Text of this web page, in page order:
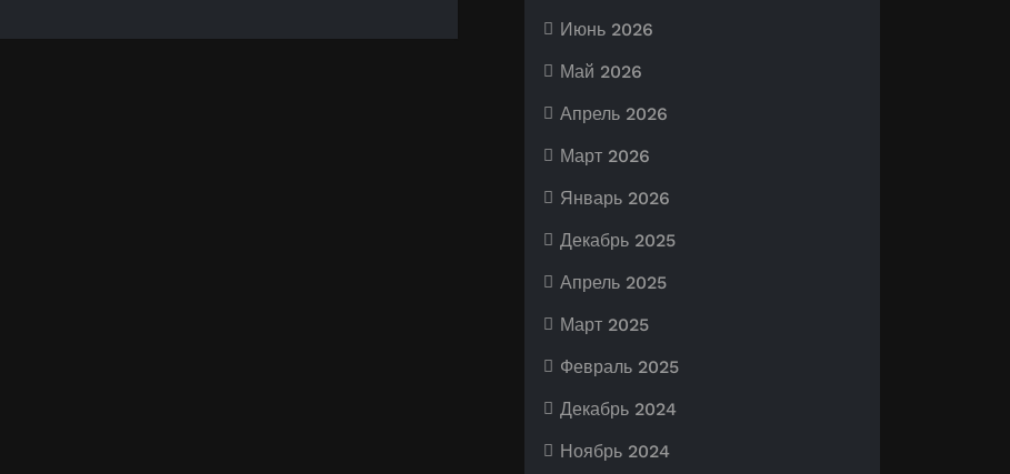
Июнь 2026
Май 2026
Апрель 2026
Март 2026
Январь 2026
Декабрь 2025
Апрель 2025
Март 2025
Февраль 2025
Декабрь 2024
Ноябрь 2024